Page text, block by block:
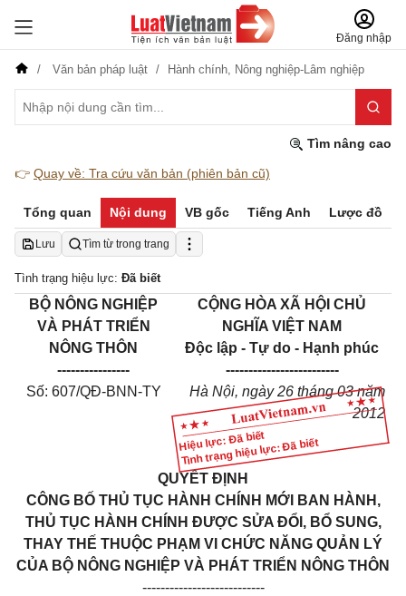
Đăng nhập
Văn bản pháp luật Hành chính, Nông nghiệp-Lâm nghiệp
Tìm nâng cao
👉 Quay về: Tra cứu văn bản (phiên bản cũ)
Tổng quan Nội dung VB gốc Tiếng Anh Lược đồ
Lưu Tìm từ trong trang
Tình trạng hiệu lực: Đã biết
Hiệu lực: Đã biết
Tình trạng hiệu lực: Đã biết
BỘ NÔNG NGHIỆP
VÀ PHÁT TRIỂN
NÔNG THÔN
----------------
Số: 607/QĐ-BNN-TY
CỘNG HÒA XÃ HỘI CHỦ
NGHĨA VIỆT NAM
Độc lập - Tự do - Hạnh phúc
-------------------------
Hà Nội, ngày 26 tháng 03 năm
2012
QUYẾT ĐỊNH
CÔNG BỐ THỦ TỤC HÀNH CHÍNH MỚI BAN HÀNH,
THỦ TỤC HÀNH CHÍNH ĐƯỢC SỬA ĐỔI, BỔ SUNG,
THAY THẾ THUỘC PHẠM VI CHỨC NĂNG QUẢN LÝ
CỦA BỘ NÔNG NGHIỆP VÀ PHÁT TRIỂN NÔNG THÔN
---------------------------